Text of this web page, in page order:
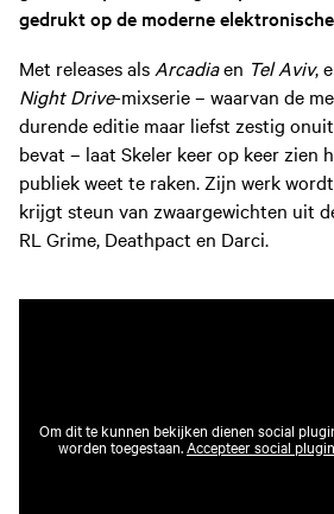
gedrukt op de moderne
Met releases alsArcadiaen Tel Aviv,
Night Drive-mixserie – waarvan de
durende editie maar liefst zestig
bevat – laat Skeler keer op keer zien
publiek weet te raken. Zijn werk
krijgt steun van zwaargewichten uit
RL Grime, Deathpact en Darci.
Om dit te kunnen bekijken dienen social
worden toegestaan.Accepteer social